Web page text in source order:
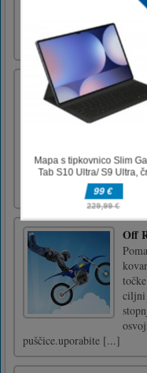
napak in težav na teh igrah
sedi
vrstico. Nadaljujte z
Off
ciljni
puščice.uporabite [...]